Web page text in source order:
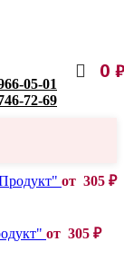
05-01
72-69
0
от 305 ₽
от 305 ₽